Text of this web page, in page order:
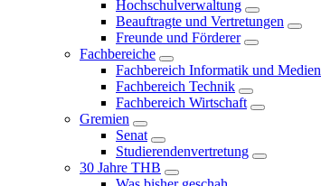
Hochschulverwaltung
Beauftragte und Vertretungen
Freunde und Förderer
Fachbereiche
Fachbereich Informatik und Medien
Fachbereich Technik
Fachbereich Wirtschaft
Gremien
Senat
Studierendenvertretung
30 Jahre THB